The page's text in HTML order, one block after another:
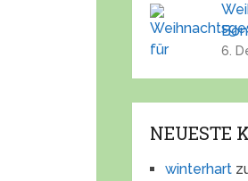
6.
NEUESTE
winterhart